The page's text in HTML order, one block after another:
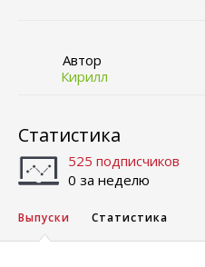
Автор
Кирилл
Статистика
525 подписчиков
0 за неделю
Выпуски Статистика